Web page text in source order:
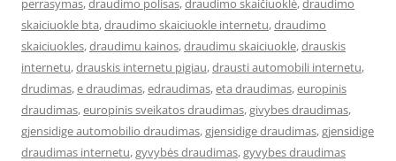
perrasymas,draudimo polisas,draudimo skaičiuoklė,draudimo
skaiciuokle bta,draudimo skaiciuokle internetu,draudimo
skaiciuokles,draudimu kainos,draudimu skaiciuokle,drauskis
internetu,drauskis internetu pigiau,drausti automobili internetu,
drudimas,e draudimas,edraudimas,eta draudimas,europinis
draudimas,europinis sveikatos draudimas,givybes draudimas,
gjensidige automobilio draudimas,gjensidige draudimas,gjensidige
draudimas internetu,gyvybės draudimas,gyvybes draudimas